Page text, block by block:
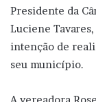
Presidente da
Luciene
intenção de
seu município.